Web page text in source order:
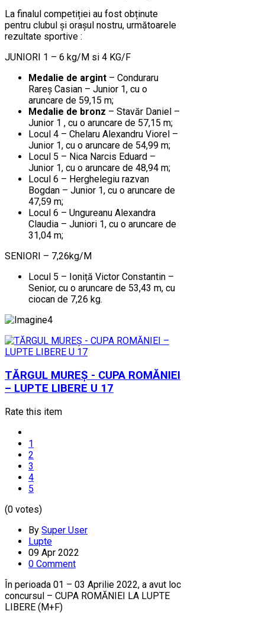
La finalul competiției au fost obținute
pentru clubul și orașul nostru, următoarele
rezultate sportive :
JUNIORI 1 – 6 kg/M si 4 KG/F
Medalie de argint – Conduraru
Rareș Casian – Junior 1, cu o
aruncare de 59,15 m;
Medalie de bronz – Stavăr Daniel –
Junior 1 , cu o aruncare de 57,15 m;
Locul 4 – Chelaru Alexandru Viorel –
Junior 1, cu o aruncare de 54,99 m;
Locul 5 – Nica Narcis Eduard –
Junior 1, cu o aruncare de 48,94 m;
Locul 6 – Herghelegiu razvan
Bogdan – Junior 1, cu o aruncare de
47,59 m;
Locul 6 – Ungureanu Alexandra
Claudia – Juniori 1, cu o aruncare de
31,04 m;
SENIORI – 7,26kg/M
Locul 5 – Ioniță Victor Constantin –
Senior, cu o aruncare de 53,43 m, cu
ciocan de 7,26 kg.
TĂRGUL MUREȘ - CUPA ROMĂNIEI
– LUPTE LIBERE U 17
Rate this item
1
2
3
4
5
(0 votes)
By Super User
Lupte
09 Apr 2022
0 Comment
În perioada 01 – 03 Aprilie 2022, a avut loc
concursul – CUPA ROMĂNIEI LA LUPTE
LIBERE (M+F)